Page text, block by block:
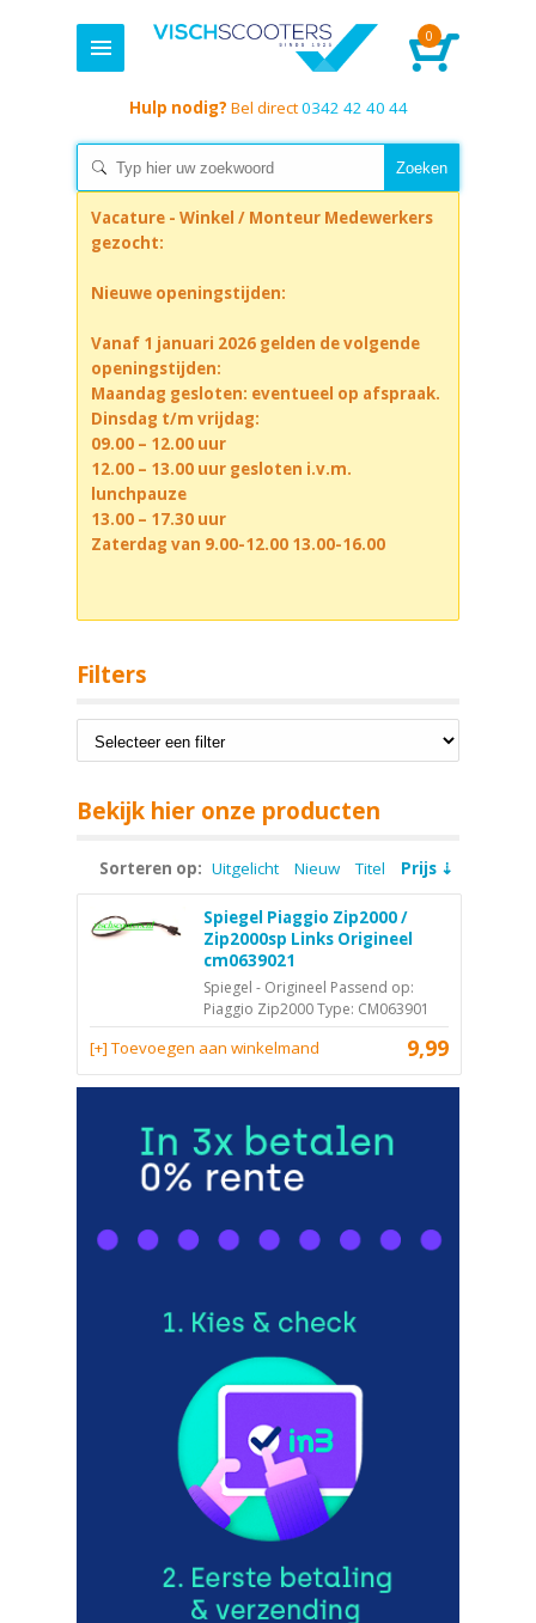
0
Hulp nodig? Bel direct0342 42 40 44
Vacature - Winkel / Monteur Medewerkers
gezocht:
Nieuwe openingstijden:
Vanaf 1 januari 2026 gelden de volgende
openingstijden:
Maandag gesloten: eventueel op afspraak.
Dinsdag t/m vrijdag:
09.00 – 12.00 uur
12.00 – 13.00 uur gesloten i.v.m.
lunchpauze
13.00 – 17.30 uur
Zaterdag van 9.00-12.00 13.00-16.00
Filters
Bekijk hier onze producten
Sorteren op: Uitgelicht Nieuw Titel Prijs
Spiegel Piaggio Zip2000 /
Zip2000sp Links Origineel
cm0639021
Spiegel - Origineel Passend op:
Piaggio Zip2000 Type: CM063901
9,99
[+] Toevoegen aan winkelmand